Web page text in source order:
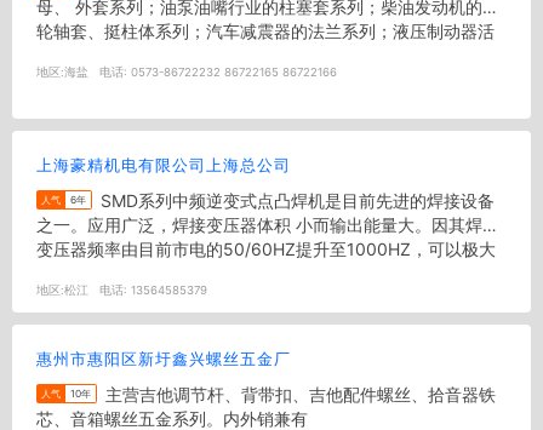
母、 外套系列；油泵油嘴行业的柱塞套系列；柴油发动机的凸
轮轴套、挺柱体系列；汽车减震器的法兰系列；液压制动器活
地区:海盐 电话: 0573-86722232 86722165 86722166
上海豪精机电有限公司上海总公司
人气 6年
之一。应用广泛，焊接变压器体积 小而输出能量大。因其焊接
变压器频率由目前市电的50/60HZ提升至1000HZ，可以极大
地区:松江 电话: 13564585379
惠州市惠阳区新圩鑫兴螺丝五金厂
人气 10年
芯、音箱螺丝五金系列。内外销兼有